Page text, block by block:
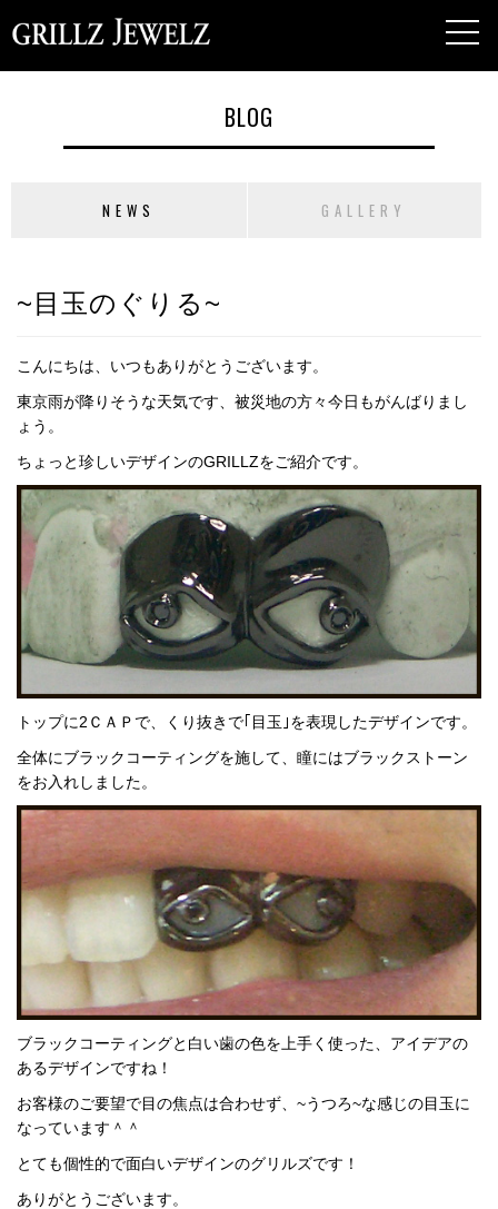
BLOG
NEWS GALLERY
~目玉のぐりる~
こんにちは、いつもありがとうございます。
東京雨が降りそうな天気です、被災地の方々今日もがんばりまし
ょう。
ちょっと珍しいデザインのGRILLZをご紹介です。
トップに2ＣＡＰで、くり抜きで｢目玉｣を表現したデザインです。
全体にブラックコーティングを施して、瞳にはブラックストーン
をお入れしました。
ブラックコーティングと白い歯の色を上手く使った、アイデアの
あるデザインですね！
お客様のご要望で目の焦点は合わせず、~うつろ~な感じの目玉に
なっています＾＾
とても個性的で面白いデザインのグリルズです！
ありがとうございます。